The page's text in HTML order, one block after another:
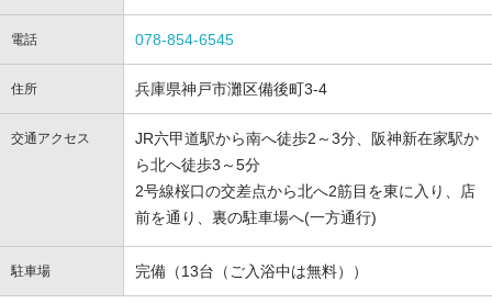
電話 078-854-6545
住所 兵庫県神戸市灘区備後町3-4
交通アクセス
JR六甲道駅から南へ徒歩2～3分、阪神新在家駅か
ら北へ徒歩3～5分
2号線桜口の交差点から北へ2筋目を東に入り、店
前を通り、裏の駐車場へ(一方通行)
駐車場 完備（13台（ご入浴中は無料））